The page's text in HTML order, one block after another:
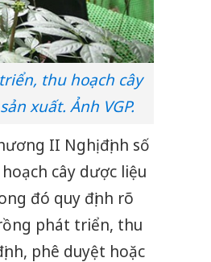
thu hoạch cây
xuất. Ảnh VGP.
II Nghị định số
cây dược liệu
đó quy định rõ
phát triển, thu
phê duyệt hoặc